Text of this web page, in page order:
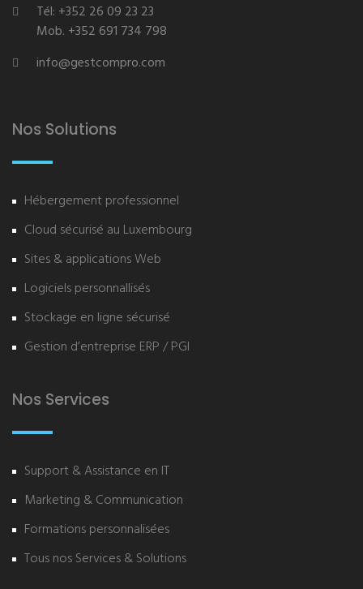
Tél: +352 26 09 23 23
Mob. +352 691 734 798
info@gestcompro.com
Nos Solutions
Hébergement professionnel
Cloud sécurisé au Luxembourg
Sites & applications Web
Logiciels personnallisés
Stockage en ligne sécurisé
Gestion d’entreprise ERP / PGI
Nos Services
Support & Assistance en IT
Marketing & Communication
Formations personnalisées
Tous nos Services & Solutions